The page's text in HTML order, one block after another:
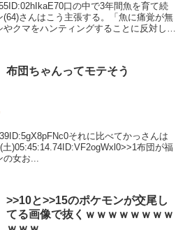
口の中で3年間魚を育て続
さんはこう主張する。「魚に痛覚が無
クマをハンティングすることに反対して
布団ちゃんってモテそう
それに比べてかっさんは
)05:45:14.74ID:VF2ogWxl0>>1布団が福
女お...
>>10と>>15のポケモンが交尾し
てる画像で抜くｗｗｗｗｗｗｗｗ